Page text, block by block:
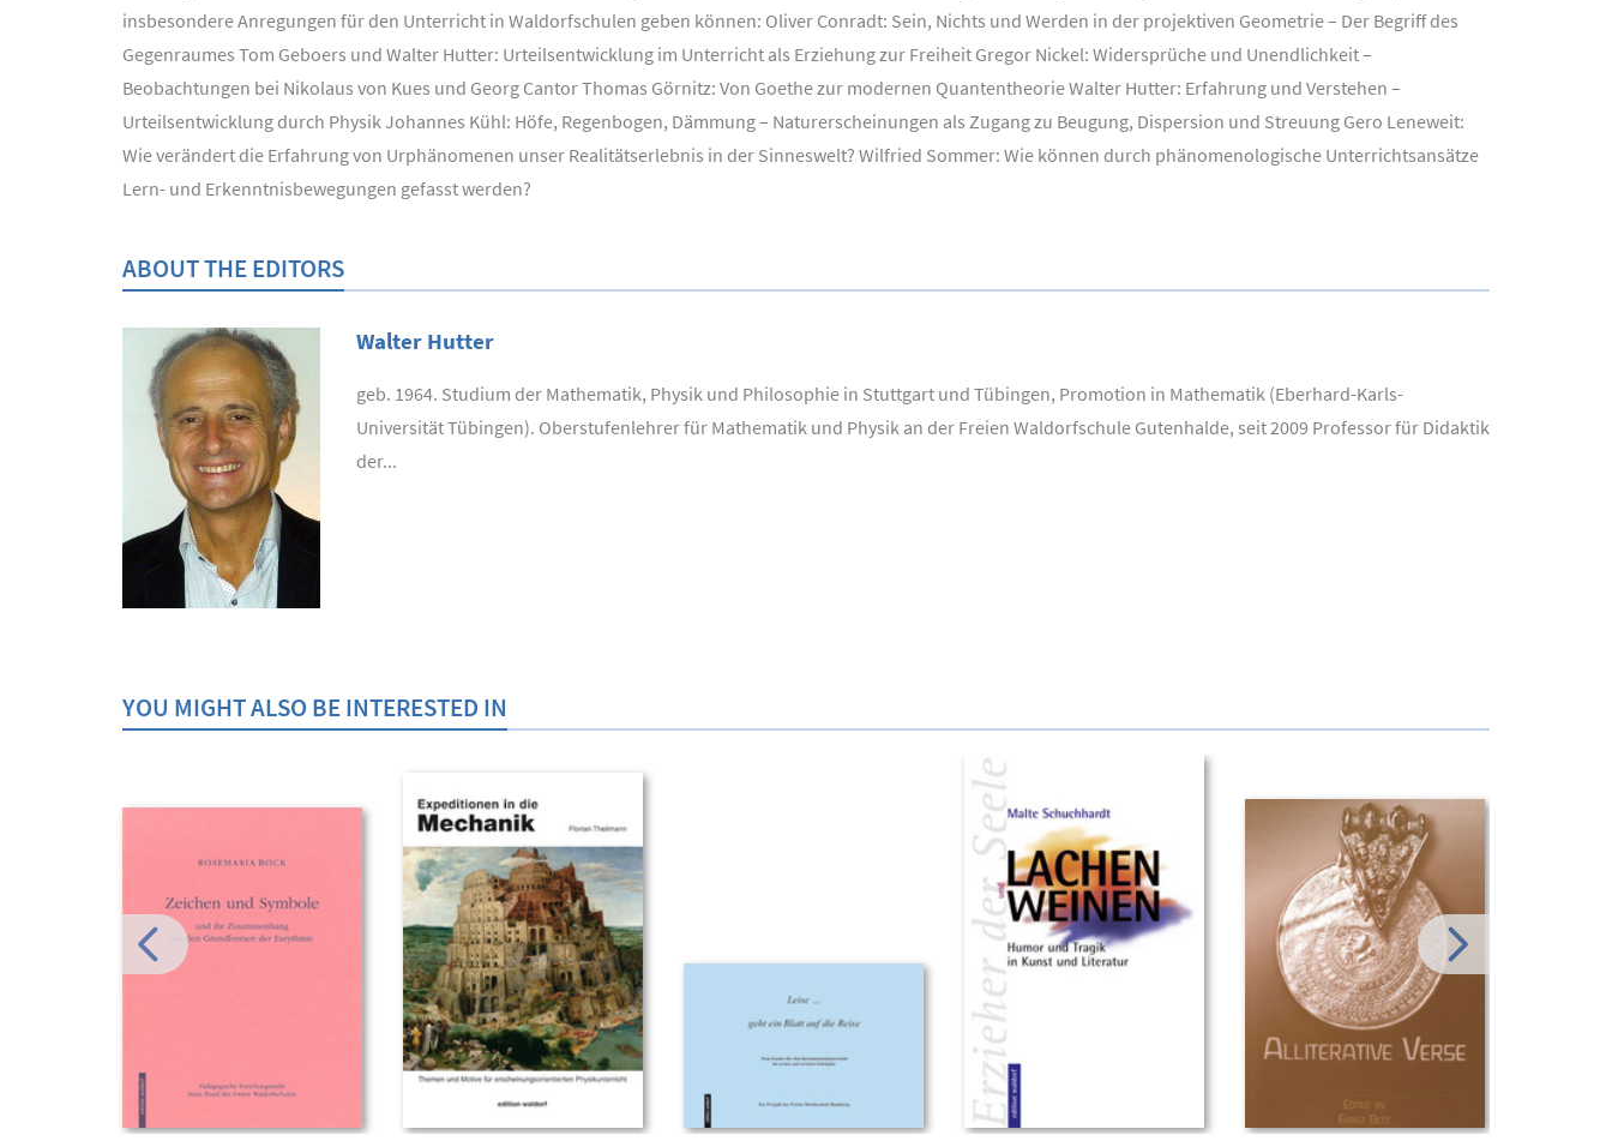
insbesondere Anregungen für den Unterricht in Waldorfschulen geben können: Oliver Conradt: Sein, Nichts und Werden in der projektiven Geometrie – Der Begriff des
Gegenraumes Tom Geboers und Walter Hutter: Urteilsentwicklung im Unterricht als Erziehung zur Freiheit Gregor Nickel: Widersprüche und Unendlichkeit –
Beobachtungen bei Nikolaus von Kues und Georg Cantor Thomas Görnitz: Von Goethe zur modernen Quantentheorie Walter Hutter: Erfahrung und Verstehen –
Urteilsentwicklung durch Physik Johannes Kühl: Höfe, Regenbogen, Dämmung – Naturerscheinungen als Zugang zu Beugung, Dispersion und Streuung Gero Leneweit:
Wie verändert die Erfahrung von Urphänomenen unser Realitätserlebnis in der Sinneswelt? Wilfried Sommer: Wie können durch phänomenologische Unterrichtsansätze
Lern- und Erkenntnisbewegungen gefasst werden?
ABOUT THE EDITORS
Walter Hutter
geb. 1964. Studium der Mathematik, Physik und Philosophie in Stuttgart und Tübingen, Promotion in Mathematik (Eberhard-Karls-
Universität Tübingen). Oberstufenlehrer für Mathematik und Physik an der Freien Waldorfschule Gutenhalde, seit 2009 Professor für Didaktik
der...
YOU MIGHT ALSO BE INTERESTED IN